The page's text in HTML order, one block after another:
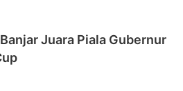
Juara Piala Gubernur